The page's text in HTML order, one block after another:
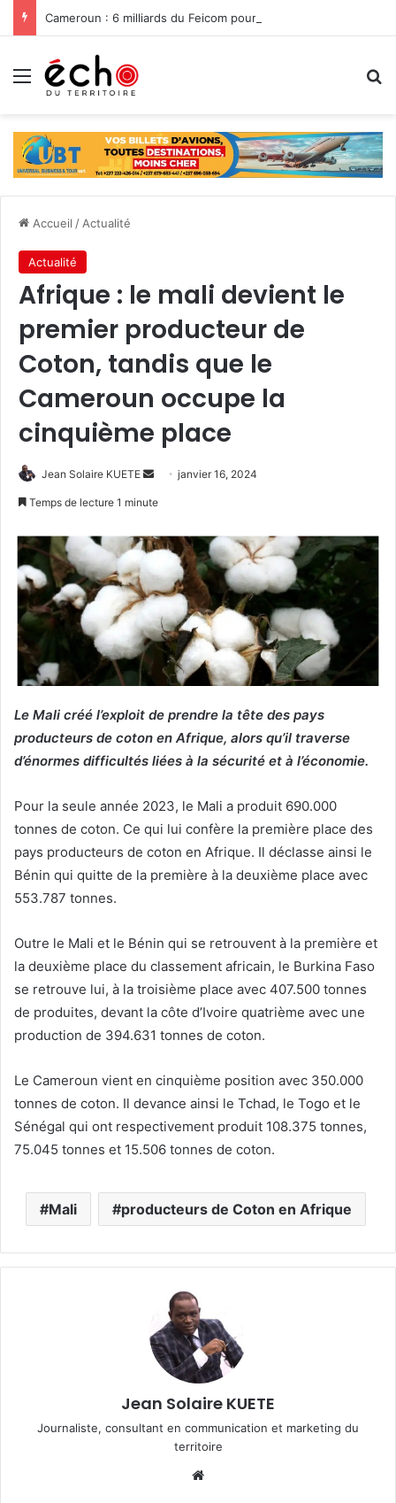
Menu
Accueil / Actualité
Actualité
Afrique : le mali devient le
premier producteur de
Coton, tandis que le
Cameroun occupe la
cinquième place
Jean Solaire KUETE
o
e
r
u
n
o
u
l
janvier 16, 2024
Temps de lecture 1 minute
Le Mali créé l’exploit de prendre la tête des pays
producteurs de coton en Afrique, alors qu’il traverse
d’énormes difficultés liées à la sécurité et à l’économie.
Pour la seule année 2023, le Mali a produit 690.000
tonnes de coton. Ce qui lui confère la première place des
pays producteurs de coton en Afrique. Il déclasse ainsi le
Bénin qui quitte de la première à la deuxième place avec
553.787 tonnes.
Outre le Mali et le Bénin qui se retrouvent à la première et
la deuxième place du classement africain, le Burkina Faso
se retrouve lui, à la troisième place avec 407.500 tonnes
de produites, devant la côte d’Ivoire quatrième avec une
production de 394.631 tonnes de coton.
Le Cameroun vient en cinquième position avec 350.000
tonnes de coton. Il devance ainsi le Tchad, le Togo et le
Sénégal qui ont respectivement produit 108.375 tonnes,
75.045 tonnes et 15.506 tonnes de coton.
Mali producteurs de Coton en Afrique
Jean Solaire KUETE
Journaliste, consultant en communication et marketing du
territoire